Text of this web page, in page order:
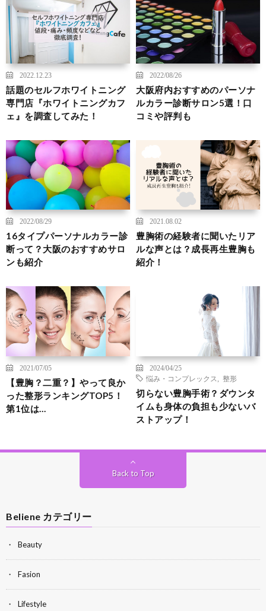
2022.12.23
話題のセルフホワイトニング
専門店『ホワイトニングカフ
ェ』を調査してみた！
2022/08/26
大阪府内おすすめのパーソナ
ルカラー診断サロン5選！口
コミや評判も
2022/08/29
16タイプパーソナルカラー診
断って？大阪のおすすめサロ
ンも紹介
2021.08.02
豊胸術の経験者に聞いたリア
ルな声とは？成長再生豊胸も
紹介！
2021/07/05
【豊胸？二重？】やって良か
った整形ランキングTOP5！
第1位は…
2024/04/25
悩み・コンプレックス
整形
切らない豊胸手術？ダウンタ
イムも身体の負担も少ないバ
ストアップ！
Back to Top
Beliene カテゴリー
Beauty
Fasion
Lifestyle